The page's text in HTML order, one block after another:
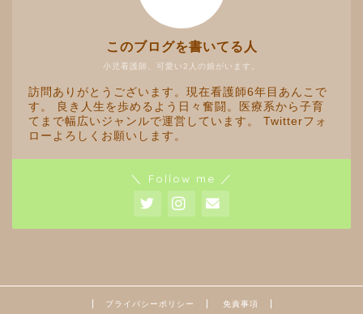
小児看護師、可愛い2人の娘がいます。
このブログを書いてる人
訪問ありがとうございます。現在看護師6年目あんこで
す。 良き人生を歩めるよう日々奮闘。医療系から子育
てまで幅広いジャンルで運営しています。 Twitterフォ
ローよろしくお願いします。
＼ Follow me ／
プライバシーポリシー 免責事項